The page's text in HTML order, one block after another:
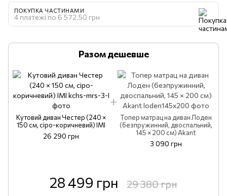
ПОКУПКА ЧАСТИНАМИ
4 платежі по 6 572.50 грн
Разом дешевше
Кутовий диван Честер (240 ×
150 см, сіро-коричневий) ІМІ
26 290 грн
Топер матрац на диван Лоден
(безпружинний, двоспальний,
145 × 200 см) Akant
3 090 грн
28 499 грн 29 380 грн